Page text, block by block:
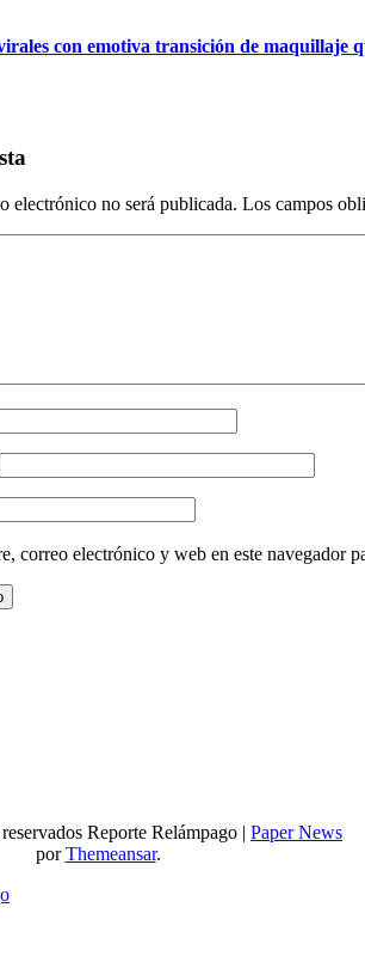
con emotiva transición de maquillaje
electrónico no será publicada. Los campos
correo electrónico y web en este navegador
Reporte Relámpago | Paper News
porThemeansar.